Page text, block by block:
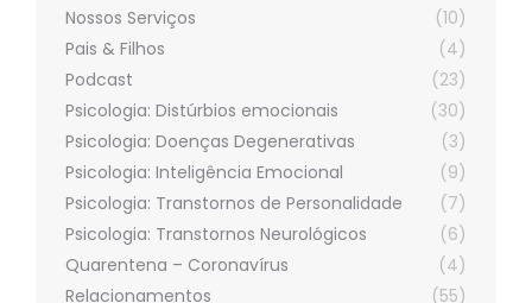
Nossos Serviços
(10)
Pais & Filhos
(4)
Podcast
(23)
Psicologia: Distúrbios emocionais
(30)
Psicologia: Doenças Degenerativas
(3)
Psicologia: Inteligência Emocional
(9)
Psicologia: Transtornos de Personalidade
(7)
Psicologia: Transtornos Neurológicos
(6)
Quarentena – Coronavírus
(4)
Relacionamentos
(55)